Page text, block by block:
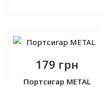
179 грн
Портсигар METAL